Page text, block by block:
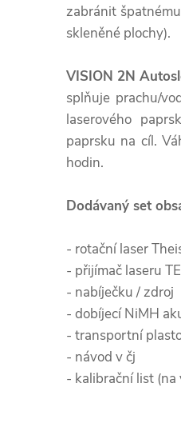
zabránit
skleněné plochy).
VISION 2N
splňuje prachu/
laserového
paprsku na cíl.
hodin.
Dodávaný set
- rotační laser
- přijímač laseru
- nabíječku / zdroj
- dobíjecí NiMH
- transportní
- návod v čj
- kalibrační list